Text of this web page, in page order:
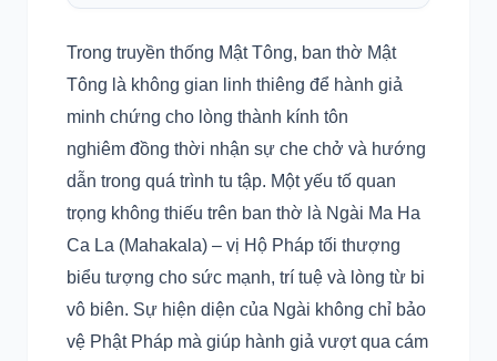
Trong truyền thống Mật Tông, ban thờ Mật
Tông là không gian linh thiêng để hành giả
minh chứng cho lòng thành kính tôn
nghiêm đồng thời nhận sự che chở và hướng
dẫn trong quá trình tu tập. Một yếu tố quan
trọng không thiếu trên ban thờ là Ngài Ma Ha
Ca La (Mahakala) – vị Hộ Pháp tối thượng
biểu tượng cho sức mạnh, trí tuệ và lòng từ bi
vô biên. Sự hiện diện của Ngài không chỉ bảo
vệ Phật Pháp mà giúp hành giả vượt qua cám